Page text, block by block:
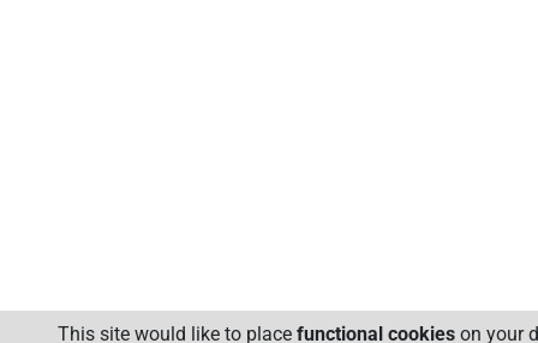
This site would like to place functional cookies on your